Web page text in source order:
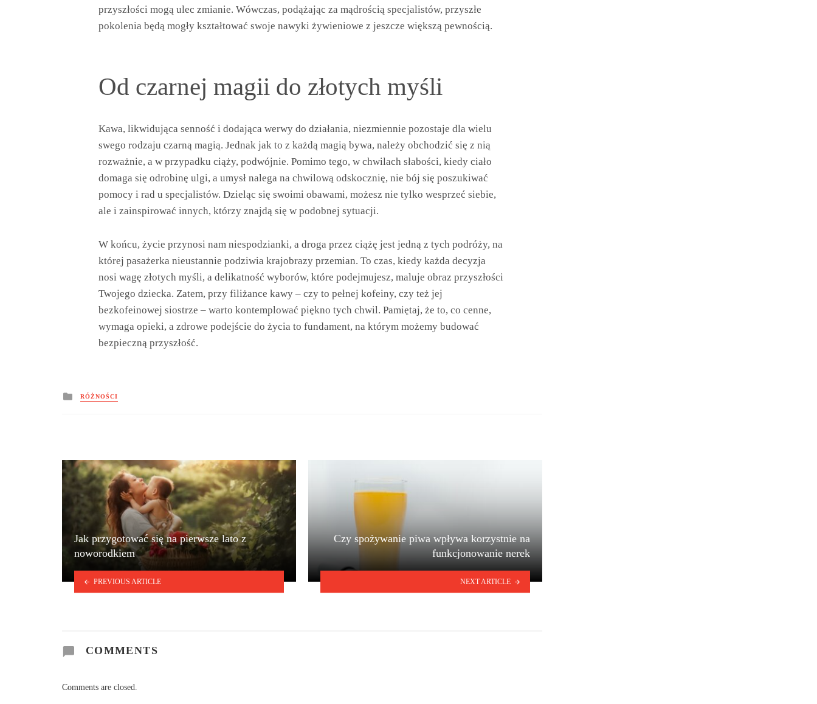
przyszłości mogą ulec zmianie. Wówczas, podążając za mądrością specjalistów, przyszłe
pokolenia będą mogły kształtować swoje nawyki żywieniowe z jeszcze większą pewnością.
Od czarnej magii do złotych myśli
Kawa, likwidująca senność i dodająca werwy do działania, niezmiennie pozostaje dla wielu
swego rodzaju czarną magią. Jednak jak to z każdą magią bywa, należy obchodzić się z nią
rozważnie, a w przypadku ciąży, podwójnie. Pomimo tego, w chwilach słabości, kiedy ciało
domaga się odrobinę ulgi, a umysł nalega na chwilową odskocznię, nie bój się poszukiwać
pomocy i rad u specjalistów. Dzieląc się swoimi obawami, możesz nie tylko wesprzeć siebie,
ale i zainspirować innych, którzy znajdą się w podobnej sytuacji.
W końcu, życie przynosi nam niespodzianki, a droga przez ciążę jest jedną z tych podróży, na
której pasażerka nieustannie podziwia krajobrazy przemian. To czas, kiedy każda decyzja
nosi wagę złotych myśli, a delikatność wyborów, które podejmujesz, maluje obraz przyszłości
Twojego dziecka. Zatem, przy filiżance kawy – czy to pełnej kofeiny, czy też jej
bezkofeinowej siostrze – warto kontemplować piękno tych chwil. Pamiętaj, że to, co cenne,
wymaga opieki, a zdrowe podejście do życia to fundament, na którym możemy budować
bezpieczną przyszłość.
Posted
in
RÓŻNOŚCI
Jak przygotować się na pierwsze lato z
noworodkiem
PREVIOUS ARTICLE
Czy spożywanie piwa wpływa korzystnie na
funkcjonowanie nerek
NEXT ARTICLE
COMMENTS
Comments are closed.